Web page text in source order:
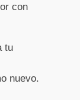
con
tu
nuevo.